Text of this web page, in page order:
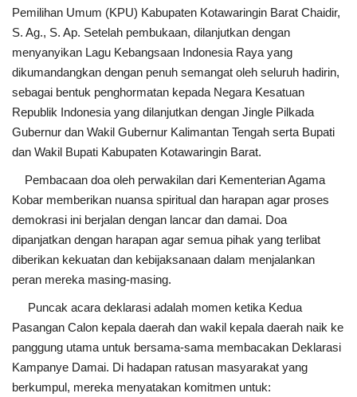
Pemilihan Umum (KPU) Kabupaten Kotawaringin Barat Chaidir,
S. Ag., S. Ap. Setelah pembukaan, dilanjutkan dengan
menyanyikan Lagu Kebangsaan Indonesia Raya yang
dikumandangkan dengan penuh semangat oleh seluruh hadirin,
sebagai bentuk penghormatan kepada Negara Kesatuan
Republik Indonesia yang dilanjutkan dengan Jingle Pilkada
Gubernur dan Wakil Gubernur Kalimantan Tengah serta Bupati
dan Wakil Bupati Kabupaten Kotawaringin Barat.
Pembacaan doa oleh perwakilan dari Kementerian Agama
Kobar memberikan nuansa spiritual dan harapan agar proses
demokrasi ini berjalan dengan lancar dan damai. Doa
dipanjatkan dengan harapan agar semua pihak yang terlibat
diberikan kekuatan dan kebijaksanaan dalam menjalankan
peran mereka masing-masing.
Puncak acara deklarasi adalah momen ketika Kedua
Pasangan Calon kepala daerah dan wakil kepala daerah naik ke
panggung utama untuk bersama-sama membacakan Deklarasi
Kampanye Damai. Di hadapan ratusan masyarakat yang
berkumpul, mereka menyatakan komitmen untuk: